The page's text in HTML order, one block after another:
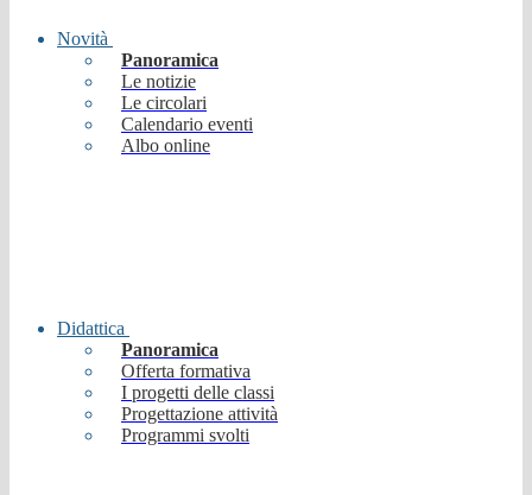
Novità
Panoramica
Le notizie
Le circolari
Calendario eventi
Albo online
Didattica
Panoramica
Offerta formativa
I progetti delle classi
Progettazione attività
Programmi svolti